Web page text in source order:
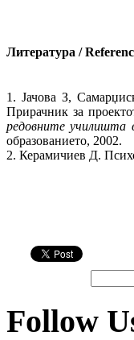
Литература /
1. Јачова З,
Прирачник за
редовните училишта
образованието, 2002.
2. Керамичиев Д.
Follow